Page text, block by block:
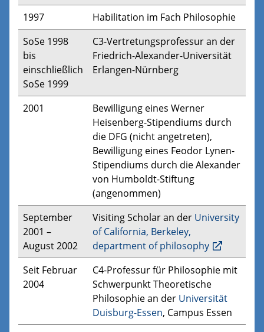
1997
Habilitation im Fach Philosophie​
​​SoSe 1998
bis
einschließlich
SoSe 1999
C3-Vertretungsprofessur an der
Friedrich-Alexander-Universität
Erlangen-Nürnberg
2001
Bewilligung eines Werner
Heisenberg-Stipendiums durch
die DFG (nicht angetreten),
Bewilligung eines Feodor Lynen-
Stipendiums durch die Alexander
von Humboldt-Stiftung
(angenommen)
September
2001 –
August 2002
Visiting Scholar an der University
of California, Berkeley,
department of philosophy
Seit Februar
2004
C4-Professur für Philosophie mit
Schwerpunkt Theoretische
Philosophie an der Universität
Duisburg-Essen, Campus Essen